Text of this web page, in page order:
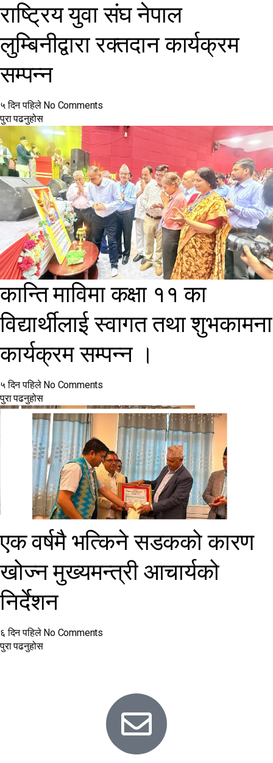
राष्ट्रिय युवा संघ नेपाल
लुम्बिनीद्वारा रक्तदान कार्यक्रम
सम्पन्न
५ दिन पहिले No Comments
पुरा पढनुहोस
कान्ति माविमा कक्षा ११ का
विद्यार्थीलाई स्वागत तथा शुभकामना
कार्यक्रम सम्पन्न ।
५ दिन पहिले No Comments
पुरा पढनुहोस
एक वर्षमै भत्किने सडकको कारण
खोज्न मुख्यमन्त्री आचार्यको
निर्देशन
६ दिन पहिले No Comments
पुरा पढनुहोस